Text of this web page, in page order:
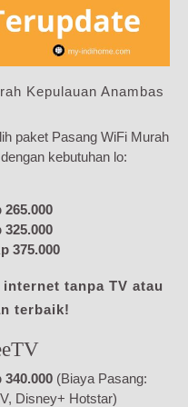
Kepulauan Anambas
paket Pasang WiFi Murah
kebutuhan lo:
265.000
325.000
375.000
tanpa TV atau
terbaik!
340.000 (Biaya Pasang:
Disney+ Hotstar)